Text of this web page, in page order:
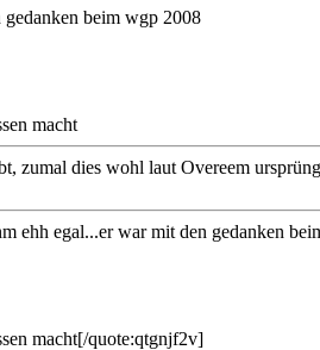
gedanken beim wgp 2008
macht
zumal dies wohl laut Overeem
ehh egal...er war mit den gedanken
macht[/quote:qtgnjf2v]